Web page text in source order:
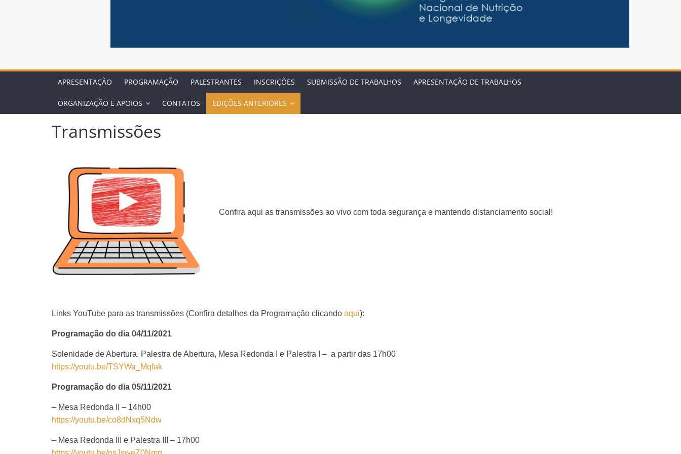
APRESENTAÇÃO PROGRAMAÇÃO PALESTRANTES INSCRIÇÕES SUBMISSÃO DE TRABALHOS APRESENTAÇÃO DE TRABALHOS
ORGANIZAÇÃO E APOIOS CONTATOS EDIÇÕES ANTERIORES
Transmissões
Confira aqui as transmissões ao vivo com toda segurança e mantendo distanciamento social!
Links YouTube para as transmissões (Confira detalhes da Programação clicando aqui):
Programação do dia 04/11/2021
Solenidade de Abertura, Palestra de Abertura, Mesa Redonda I e Palestra I – a partir das 17h00
https://youtu.be/TSYWa_Mqfak
Programação do dia 05/11/2021
– Mesa Redonda II – 14h00
https://youtu.be/co8dNxq5Ndw
– Mesa Redonda III e Palestra III – 17h00